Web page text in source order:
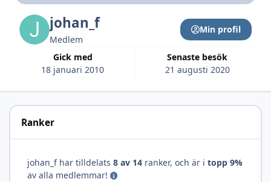
johan_f
Medlem
Gick med
18 januari 2010
Senaste besök
21 augusti 2020
Min profil
Ranker
johan_f har tilldelats 8 av 14 ranker, och är i topp 9%
av alla medlemmar!